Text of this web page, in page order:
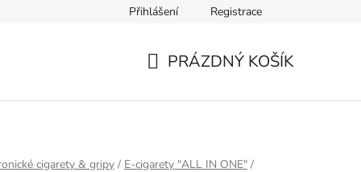
Zásady zpracování osobních údajů
Přihlášení Registrace
PRÁZDNÝ KOŠÍK
cigarety & gripy / E-cigarety "ALL IN ONE" /